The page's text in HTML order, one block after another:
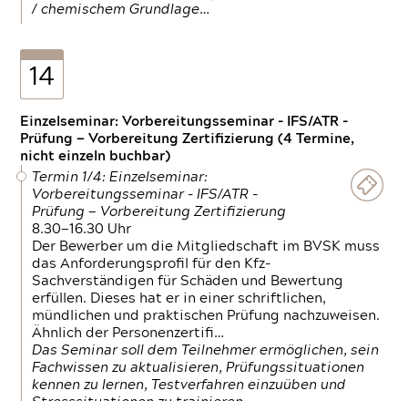
/ chemischem Grundlage…
14
Einzelseminar: Vorbereitungsseminar - IFS/ATR -
Prüfung — Vorbereitung Zertifizierung (4 Termine,
nicht einzeln buchbar)
Termin 1/4: Einzelseminar:
Vorbereitungsseminar - IFS/ATR -
Prüfung — Vorbereitung Zertifizierung
8.30—16.30 Uhr
Der Bewerber um die Mitgliedschaft im BVSK muss
das Anforderungsprofil für den Kfz-
Sachverständigen für Schäden und Bewertung
erfüllen. Dieses hat er in einer schriftlichen,
mündlichen und praktischen Prüfung nachzuweisen.
Ähnlich der Personenzertifi…
Das Seminar soll dem Teilnehmer ermöglichen, sein
Fachwissen zu aktualisieren, Prüfungssituationen
kennen zu lernen, Testverfahren einzuüben und